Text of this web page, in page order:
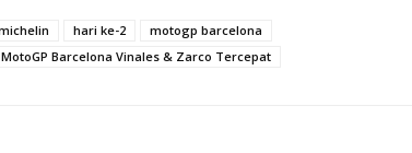
hari ke-2
motogp barcelona
Barcelona Vinales & Zarco Tercepat